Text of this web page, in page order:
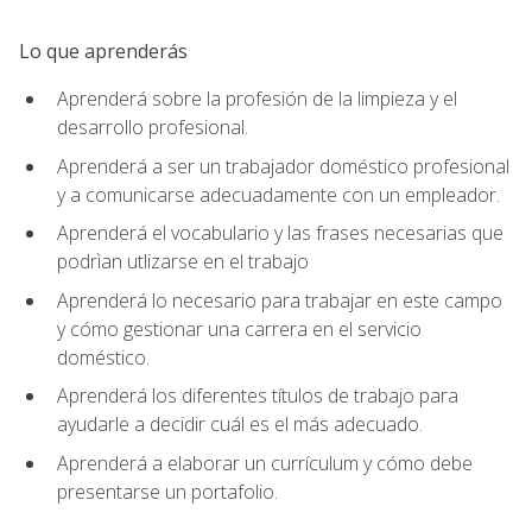
Lo que aprenderás
Aprenderá sobre la profesión de la limpieza y el
desarrollo profesional.
Aprenderá a ser un trabajador doméstico profesional
y a comunicarse adecuadamente con un empleador.
Aprenderá el vocabulario y las frases necesarias que
podrìan utlizarse en el trabajo
Aprenderá lo necesario para trabajar en este campo
y cómo gestionar una carrera en el servicio
doméstico.
Aprenderá los diferentes títulos de trabajo para
ayudarle a decidir cuál es el más adecuado.
Aprenderá a elaborar un currículum y cómo debe
presentarse un portafolio.